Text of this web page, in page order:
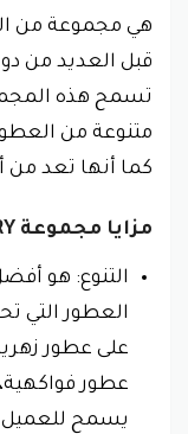
هي مجموعة من
قبل العديد من
تسمح هذه
متنوعة من
كما أنها تعد من
مزايا مجموعة FRAGRANCE DISCOVERY
التنوع: هو
العطور التي
على عطور
عطور
يسمح للعميل